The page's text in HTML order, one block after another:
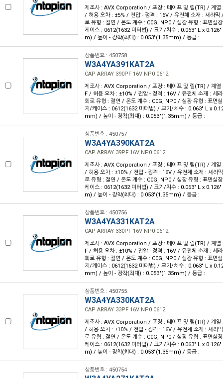
제조사 : AVX Corporation / 포장 : 테이프 및 릴(TR) / 계열
/ 허용 오차 : ±5% / 전압 - 정격 : 16V / 유전체 소재 : 세라믹
로 유형 : 절연 / 온도 계수 : C0G, NP0 / 실장 유형 : 표면실
케이스 : 0612(1632 미터법) / 크기/치수 : 0.063" L x
m) / 높이 - 장착(최대) : 0.053"(1.35mm) / 등급 :
상품번호 : 450758
W3A4YA391KAT2A
CAP ARRAY 390PF 16V NP0 0612
제조사 : AVX Corporation / 포장 : 테이프 및 릴(TR) / 계
F / 허용 오차 : ±10% / 전압 - 정격 : 16V / 유전체 소재 : 세
회로 유형 : 절연 / 온도 계수 : C0G, NP0 / 실장 유형 : 표면
지/케이스 : 0612(1632 미터법) / 크기/치수 : 0.063" L x
mm) / 높이 - 장착(최대) : 0.053"(1.35mm) / 등급 :
상품번호 : 450757
W3A4YA390KAT2A
CAP ARRAY 39PF 16V NP0 0612
제조사 : AVX Corporation / 포장 : 테이프 및 릴(TR) / 계열
/ 허용 오차 : ±10% / 전압 - 정격 : 16V / 유전체 소재 : 세라
로 유형 : 절연 / 온도 계수 : C0G, NP0 / 실장 유형 : 표면실
케이스 : 0612(1632 미터법) / 크기/치수 : 0.063" L x
m) / 높이 - 장착(최대) : 0.053"(1.35mm) / 등급 :
상품번호 : 450756
W3A4YA331KAT2A
CAP ARRAY 330PF 16V NP0 0612
제조사 : AVX Corporation / 포장 : 테이프 및 릴(TR) / 계
F / 허용 오차 : ±10% / 전압 - 정격 : 16V / 유전체 소재 : 세
회로 유형 : 절연 / 온도 계수 : C0G, NP0 / 실장 유형 : 표면
지/케이스 : 0612(1632 미터법) / 크기/치수 : 0.063" L x
mm) / 높이 - 장착(최대) : 0.053"(1.35mm) / 등급 :
상품번호 : 450755
W3A4YA330KAT2A
CAP ARRAY 33PF 16V NP0 0612
제조사 : AVX Corporation / 포장 : 테이프 및 릴(TR) / 계열
/ 허용 오차 : ±10% / 전압 - 정격 : 16V / 유전체 소재 : 세라
로 유형 : 절연 / 온도 계수 : C0G, NP0 / 실장 유형 : 표면실
케이스 : 0612(1632 미터법) / 크기/치수 : 0.063" L x
m) / 높이 - 장착(최대) : 0.053"(1.35mm) / 등급 :
상품번호 : 450754